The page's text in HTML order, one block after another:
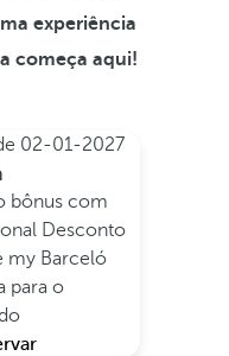
experiência
começa aqui!
02-01-2027
bônus com
Desconto
my Barceló
para o